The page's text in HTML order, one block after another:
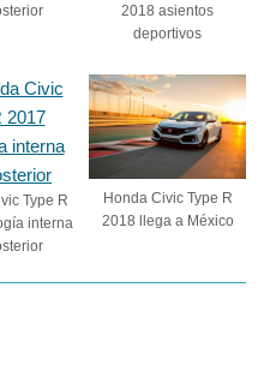
2018 asientos
deportivos
Type R
interna
Honda Civic Type R
2018 llega a México